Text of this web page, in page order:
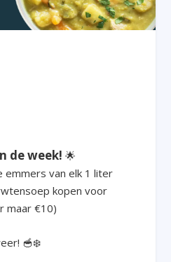
de week! 🌟
emmers van elk 1 liter
kopen voor
maar €10)
🥣❄️